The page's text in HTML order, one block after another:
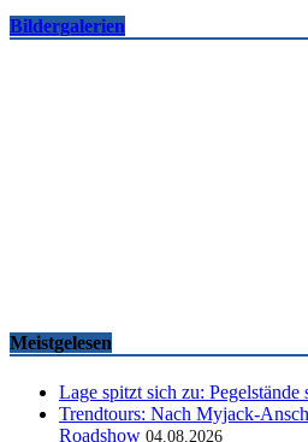
Bildergalerien
Meistgelesen
Lage spitzt sich zu: Pegelstände
Trendtours: Nach Myjack-
Roadshow 04.08.2026